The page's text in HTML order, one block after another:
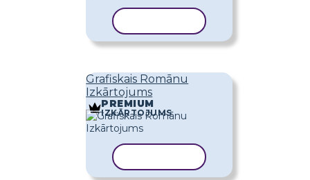
Grafiskais Romānu
Izkārtojums
PREMIUM
IZKĀRTOJUMS